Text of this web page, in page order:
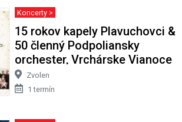
Koncerty >
15 rokov kapely Plavuchovci &
50 členný Podpoliansky
orchester, Vrchárske Vianoce
Zvolen
1 termín